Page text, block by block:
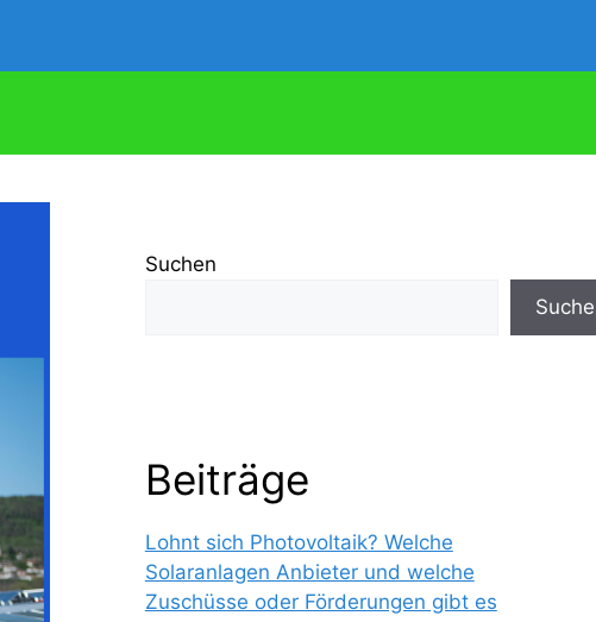
Suchen
Beiträge
Lohnt sich Photovoltaik? Welche
Solaranlagen Anbieter und welche
Zuschüsse oder Förderungen gibt es